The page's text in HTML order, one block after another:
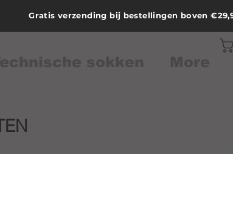
Gratis verzending bij bestellingen boven
sokken More